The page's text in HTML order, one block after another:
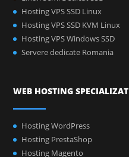
Hosting VPS SSD Linux
Hosting VPS SSD KVM Linux
Hosting VPS Windows SSD
Servere dedicate Romania
WEB HOSTING SPECIALIZAT
Hosting WordPress
Hosting PrestaShop
Hosting Magento